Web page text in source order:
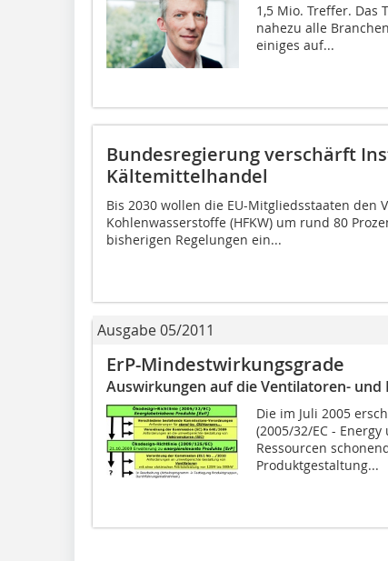
1,5 Mio. Treffer. Das
nahezu alle
einiges auf...
Bundesregierung verschärft
Kältemittelhandel
Bis 2030 wollen die EU-Mitgliedsstaaten
Kohlenwasserstoffe (HFKW) um rund 80
bisherigen Regelungen ein...
Ausgabe 05/2011
ErP-Mindestwirkungsgrade
Auswirkungen auf die Ventilatoren- und
Die im Juli 2005
(2005/32/EC -
Ressourcen
Produktgestaltung...